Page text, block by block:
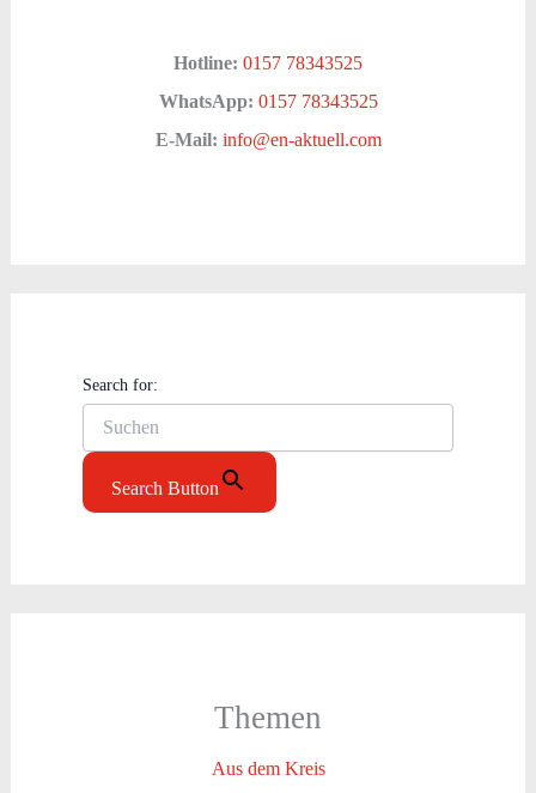
Hotline: 0157 78343525
WhatsApp: 0157 78343525
E-Mail: info@en-aktuell.com
Search for:
Search Button
Themen
Aus dem Kreis